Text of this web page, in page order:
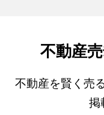
不動産
不動産を賢く売
掲